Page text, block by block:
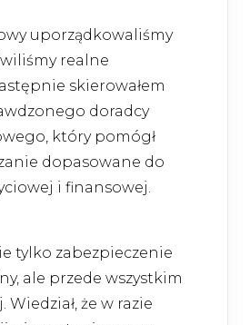
uporządkowaliśmy
realne
skierowałem
doradcy
który pomógł
dopasowane do
i finansowej.
tylko zabezpieczenie
ale przede wszystkim
Wiedział, że w razie